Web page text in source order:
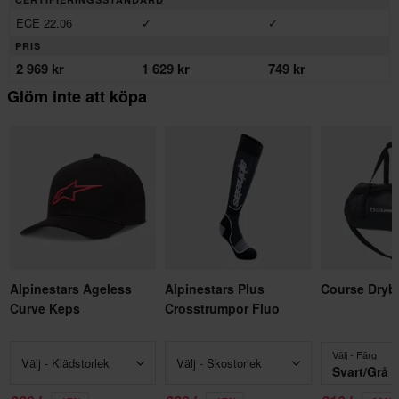
ECE 22.06 ✓ ✓
PRIS
2 969 kr 1 629 kr 749 kr
Glöm inte att köpa
Alpinestars Ageless
Curve Keps
Välj - Klädstorlek
Alpinestars Plus
Crosstrumpor Fluo
Välj - Skostorlek
Course
Välj - Färg
Svart/Grå